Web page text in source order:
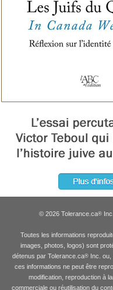
© 2026 Tolerance.ca®
Toutes les informations
images, photos, logos) sont
détenus par Tolerance.ca® Inc.
ces informations ne peut être
modification, reproduction à
commerciale ou réutilisation du